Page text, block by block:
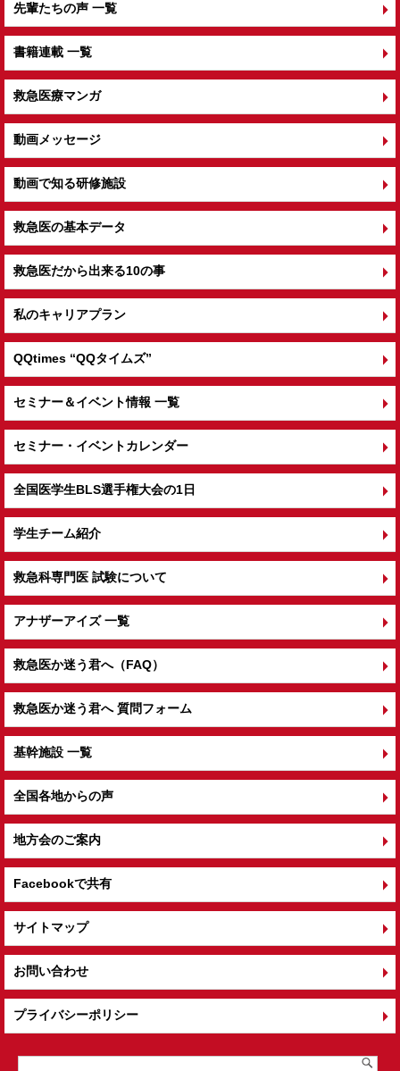
先輩たちの声 一覧
書籍連載 一覧
救急医療マンガ
動画メッセージ
動画で知る研修施設
救急医の基本データ
救急医だから出来る10の事
私のキャリアプラン
QQtimes “QQタイムズ”
セミナー＆イベント情報 一覧
セミナー・イベントカレンダー
全国医学生BLS選手権大会の1日
学生チーム紹介
救急科専門医 試験について
アナザーアイズ 一覧
救急医か迷う君へ（FAQ）
救急医か迷う君へ 質問フォーム
基幹施設 一覧
全国各地からの声
地方会のご案内
Facebookで共有
サイトマップ
お問い合わせ
プライバシーポリシー